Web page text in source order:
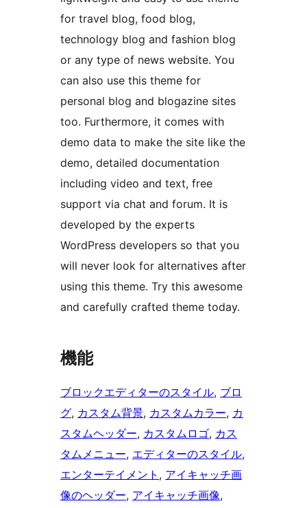
for travel blog, food blog,
technology blog and fashion blog
or any type of news website. You
can also use this theme for
personal blog and blogazine sites
too. Furthermore, it comes with
demo data to make the site like the
demo, detailed documentation
including video and text, free
support via chat and forum. It is
developed by the experts
WordPress developers so that you
will never look for alternatives after
using this theme. Try this awesome
and carefully crafted theme today.
機能
ブロックエディターのスタイル, ブロ
グ, カスタム背景, カスタムカラー, カ
スタムヘッダー, カスタムロゴ, カス
タムメニュー, エディターのスタイル
エンターテイメント , アイキャッチ画
像のヘッダー, アイキャッチ画像